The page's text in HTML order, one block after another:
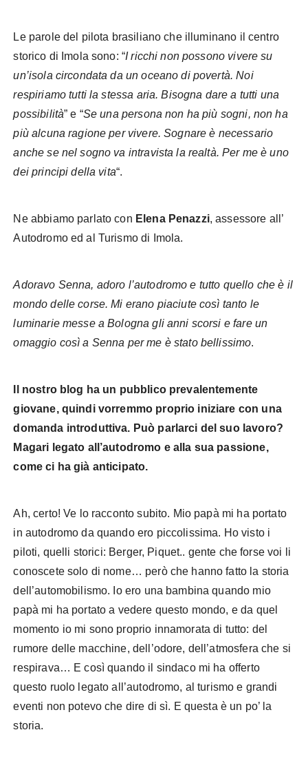
Le parole del pilota brasiliano che illuminano il centro
storico di Imola sono: “I ricchi non possono vivere su
un’isola circondata da un oceano di povertà. Noi
respiriamo tutti la stessa aria. Bisogna dare a tutti una
possibilità” e “Se una persona non ha più sogni, non ha
più alcuna ragione per vivere. Sognare è necessario
anche se nel sogno va intravista la realtà. Per me è uno
dei principi della vita“.
Ne abbiamo parlato con Elena Penazzi, assessore all’
Autodromo ed al Turismo di Imola.
Adoravo Senna, adoro l’autodromo e tutto quello che è il
mondo delle corse. Mi erano piaciute così tanto le
luminarie messe a Bologna gli anni scorsi e fare un
omaggio così a Senna per me è stato bellissimo.
Il nostro blog ha un pubblico prevalentemente
giovane, quindi vorremmo proprio iniziare con una
domanda introduttiva. Può parlarci del suo lavoro?
Magari legato all’autodromo e alla sua passione,
come ci ha già anticipato.
Ah, certo! Ve lo racconto subito. Mio papà mi ha portato
in autodromo da quando ero piccolissima. Ho visto i
piloti, quelli storici: Berger, Piquet.. gente che forse voi li
conoscete solo di nome… però che hanno fatto la storia
dell’automobilismo. Io ero una bambina quando mio
papà mi ha portato a vedere questo mondo, e da quel
momento io mi sono proprio innamorata di tutto: del
rumore delle macchine, dell’odore, dell’atmosfera che si
respirava… E così quando il sindaco mi ha offerto
questo ruolo legato all’autodromo, al turismo e grandi
eventi non potevo che dire di sì. E questa è un po’ la
storia.